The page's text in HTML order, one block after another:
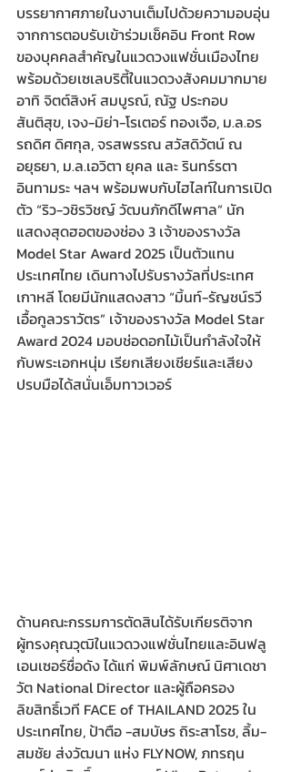
บรรยากาศภายในงานเต็มไปด้วยความอบอุ่น
จากการตอบรับเข้าร่วมเช็คอิน Front Row
ของบุคคลสำคัญในแวดวงแฟชั่นเมืองไทย
พร้อมด้วยเซเลบริตี้ในแวดวงสังคมมากมาย
อาทิ จิตต์สิงห์ สมบูรณ์, ณัฐ ประกอบ
สันติสุข, เจง-มิย่า-โรเตอร์ ทองเจือ, ม.ล.อร
รถดิศ ดิศกุล, จรสพรรณ สวัสดิวัตน์ ณ
อยุธยา, ม.ล.เอวิตา ยุคล และ รินทร์รตา
อินทามระ ฯลฯ พร้อมพบกับไฮไลท์ในการเปิด
ตัว “ริว-วชิรวิชญ์ วัฒนภักดีไพศาล” นัก
แสดงสุดฮอตของช่อง 3 เจ้าของรางวัล
Model Star Award 2025 เป็นตัวแทน
ประเทศไทย เดินทางไปรับรางวัลที่ประเทศ
เกาหลี โดยมีนักแสดงสาว “มิ้นท์-รัญชน์รวี
เอื้อกูลวราวัตร” เจ้าของรางวัล Model Star
Award 2024 มอบช่อดอกไม้เป็นกำลังใจให้
กับพระเอกหนุ่ม เรียกเสียงเชียร์และเสียง
ปรบมือได้สนั่นเอ็มทาวเวอร์
ด้านคณะกรรมการตัดสินได้รับเกียรติจาก
ผู้ทรงคุณวุฒิในแวดวงแฟชั่นไทยและอินฟลู
เอนเซอร์ชื่อดัง ได้แก่ พิมพ์ลักษณ์ นิศาเดชา
วัต National Director และผู้ถือครอง
ลิขสิทธิ์เวที FACE of THAILAND 2025 ใน
ประเทศไทย, ป้าตือ -สมบัษร ถิระสาโรช, ลิ้ม-
สมชัย ส่งวัฒนา แห่ง FLYNOW, ภทรฤน